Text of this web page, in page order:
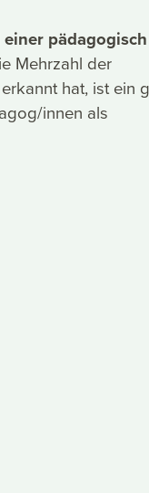
pädagogisch
Mehrzahl der
erkannt hat, ist ein
innen als